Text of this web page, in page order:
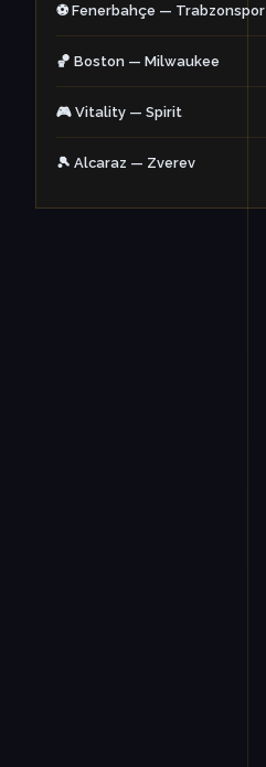
⚽ Fenerbahçe — Trabzonspor
🏀 Boston — Milwaukee
🎮 Vitality — Spirit
🎾 Alcaraz — Zverev